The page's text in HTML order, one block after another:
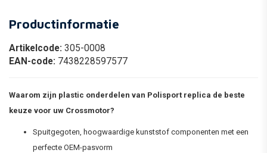
Productinformatie
Artikelcode: 305-0008
EAN-code: 7438228597577
Waarom zijn plastic onderdelen van Polisport replica de beste
keuze voor uw Crossmotor?
Spuitgegoten, hoogwaardige kunststof componenten met een
perfecte OEM-pasvorm